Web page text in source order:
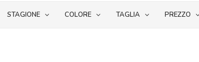
STAGIONE COLORE TAGLIA PREZZO